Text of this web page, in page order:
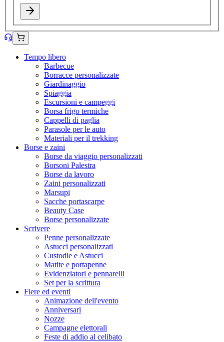
Tempo libero
Barbecue
Borracce personalizzate
Giardinaggio
Spiaggia
Escursioni e campeggi
Borsa frigo termiche
Cappelli di paglia
Parasole per le auto
Materiali per il trekking
Borse e zaini
Borse da viaggio personalizzati
Borsoni Palestra
Borse da lavoro
Zaini personalizzati
Marsupi
Sacche portascarpe
Beauty Case
Borse personalizzate
Scrivere
Penne personalizzate
Astucci personalizzati
Custodie e Astucci
Matite e portapenne
Evidenziatori e pennarelli
Set per la scrittura
Fiere ed eventi
Animazione dell'evento
Anniversari
Nozze
Campagne elettorali
Feste di addio al celibato